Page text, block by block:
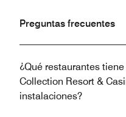
Preguntas frecuentes
¿Qué restaurantes
Collection Resort &
instalaciones?